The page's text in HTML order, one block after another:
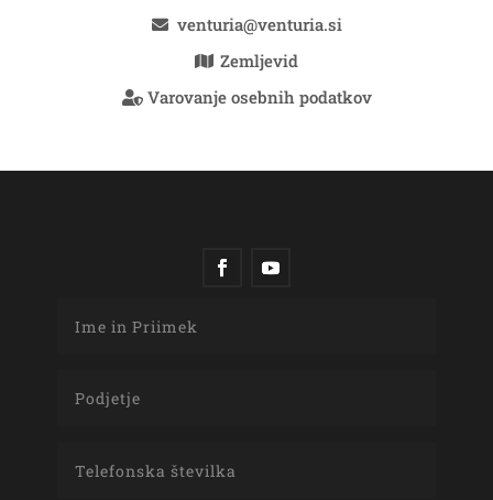
venturia@venturia.si
Zemljevid
Varovanje osebnih podatkov